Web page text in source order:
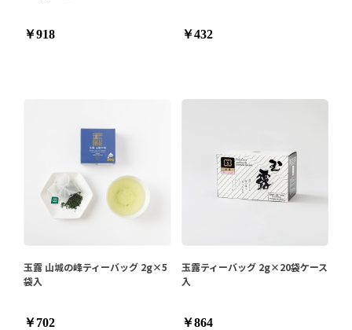
￥918 ￥432
玉露 山城の峰ティーバッグ 2g×5
袋入
￥702
玉露ティーバッグ 2g×20袋ケース
入
￥864